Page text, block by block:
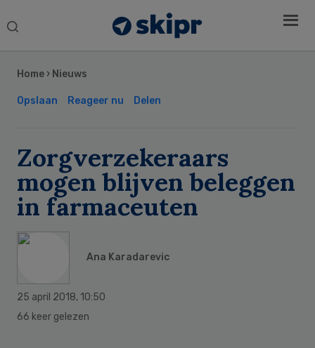
Search
Home › Nieuws
Opslaan Reageer nu Delen
Zorgverzekeraars
mogen blijven beleggen
in farmaceuten
Ana Karadarevic
25 april 2018, 10:50
66 keer gelezen
Sidebar